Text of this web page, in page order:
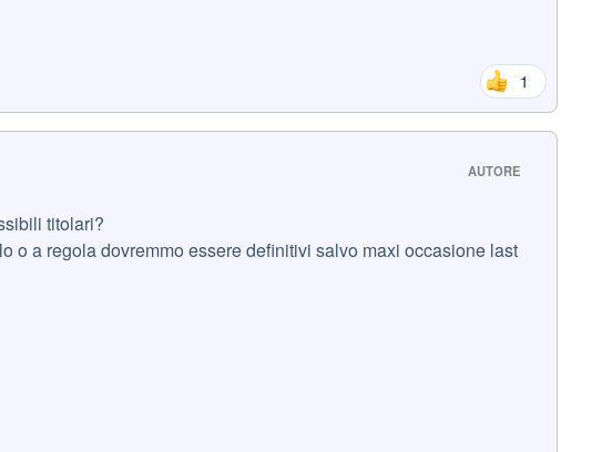
1
AUTORE
titolari?
o a regola dovremmo essere definitivi salvo maxi occasione last